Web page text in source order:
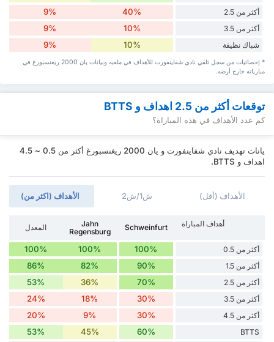
أكثر من 2.5 40%
9%
أكثر من 3.5 10%
9%
شباك نظيفة 10%
9%
* إحصائيات من سجل تلقي نادي شفاينفورت للأهداف في ملعبه وبيانات يان 2000 ريغنسبورغ في
مبارياته خارج أرضه.
توقعات أكثر من 2.5 اهداف و BTTS
كم عدد الأهداف في هذه المباراة؟
يانات تهديف نادي شفاينفورت و يان 2000 ريغنسبورغ أكثر من 0.5 ~ 4.5
اهداف و BTTS.
الأهداف (اكثر من) ش1/ش2 الأهداف (أقل)
أهداف المباراة Schweinfurt
Jahn
Regensburg
المعدل
أكثر من 0.5 100%
100%
100%
أكثر من 1.5 90%
82%
86%
أكثر من 2.5 70%
36%
53%
أكثر من 3.5 30%
18%
24%
أكثر من 4.5 30%
9%
20%
BTTS
60%
45%
53%